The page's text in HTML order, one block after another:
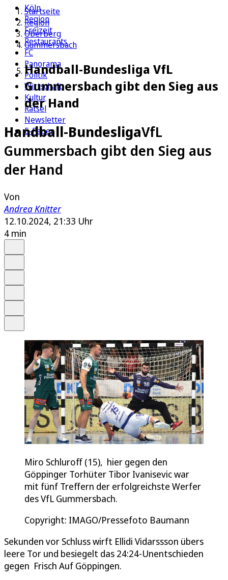
Köln
Region
Freizeit
Restaurants
FC
Panorama
Politik
Wirtschaft
Kultur
Rätsel
Newsletter
E-Paper
Startseite
Region
Oberberg
Gummersbach
Handball-Bundesliga VfL
Gummersbach gibt den Sieg aus
der Hand
Handball-BundesligaVfL
Gummersbach gibt den Sieg aus
der Hand
Von
Andrea Knitter
12.10.2024, 21:33 Uhr
4 min
Miro Schluroff (15), hier gegen den
Göppinger Torhüter Tibor Ivanisevic war
mit fünf Treffern der erfolgreichste Werfer
des VfL Gummersbach.
Copyright: IMAGO/Pressefoto Baumann
Sekunden vor Schluss wirft Ellidi Vidarssson übers
leere Tor und besiegelt das 24:24-Unentschieden
gegen Frisch Auf Göppingen.